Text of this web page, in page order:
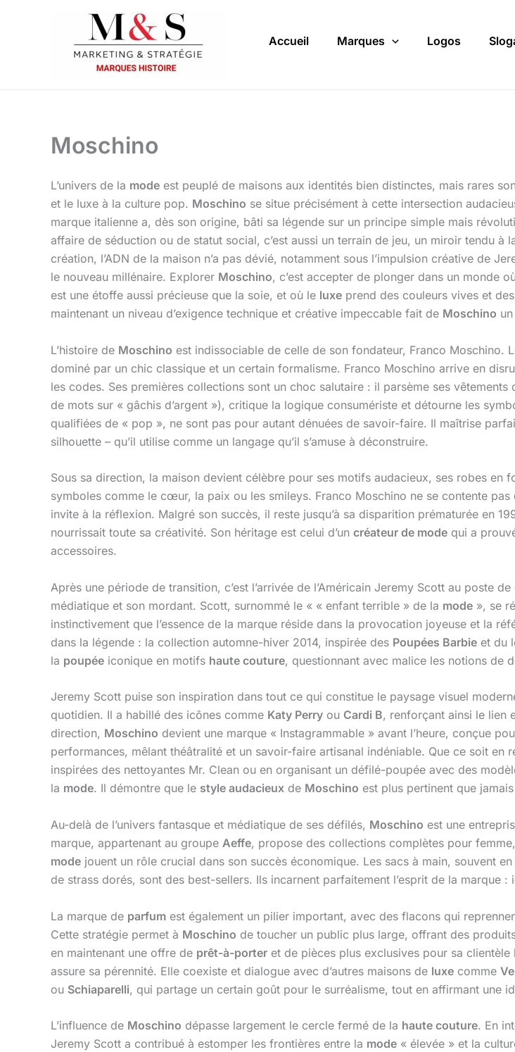
Accueil Marques Logos
Moschino
L’univers de la mode est peuplé de maisons aux identités bien distinctes, mais rares
et le luxe à la culture pop. Moschino se situe précisément à cette intersection
marque italienne a, dès son origine, bâti sa légende sur un principe simple mais
affaire de séduction ou de statut social, c’est aussi un terrain de jeu, un miroir tendu
création, l’ADN de la maison n’a pas dévié, notamment sous l’impulsion créative de
le nouveau millénaire. Explorer Moschino, c’est accepter de plonger dans un monde
est une étoffe aussi précieuse que la soie, et où le luxe prend des couleurs vives et
maintenant un niveau d’exigence technique et créative impeccable fait de Moschino
L’histoire de Moschino est indissociable de celle de son fondateur, Franco Moschino.
dominé par un chic classique et un certain formalisme. Franco Moschino arrive en
les codes. Ses premières collections sont un choc salutaire : il parsème ses vêtements
de mots sur « gâchis d’argent »), critique la logique consumériste et détourne les
qualifiées de « pop », ne sont pas pour autant dénuées de savoir-faire. Il maîtrise
silhouette – qu’il utilise comme un langage qu’il s’amuse à déconstruire.
Sous sa direction, la maison devient célèbre pour ses motifs audacieux, ses robes
symboles comme le cœur, la paix ou les smileys. Franco Moschino ne se contente
invite à la réflexion. Malgré son succès, il reste jusqu’à sa disparition prématurée en
nourrissait toute sa créativité. Son héritage est celui d’un créateur de mode qui a
accessoires.
Après une période de transition, c’est l’arrivée de l’Américain Jeremy Scott au poste
médiatique et son mordant. Scott, surnommé le « « enfant terrible » de la mode », se
instinctivement que l’essence de la marque réside dans la provocation joyeuse et la
dans la légende : la collection automne-hiver 2014, inspirée des Poupées Barbie et du
la poupée iconique en motifs haute couture, questionnant avec malice les notions de
Jeremy Scott puise son inspiration dans tout ce qui constitue le paysage visuel
quotidien. Il a habillé des icônes comme Katy Perry ou Cardi B, renforçant ainsi le lien
direction, Moschino devient une marque « Instagrammable » avant l’heure, conçue
performances, mêlant théâtralité et un savoir-faire artisanal indéniable. Que ce soit en
inspirées des nettoyantes Mr. Clean ou en organisant un défilé-poupée avec des
la mode. Il démontre que le style audacieux de Moschino est plus pertinent que
Au-delà de l’univers fantasque et médiatique de ses défilés, Moschino est une
marque, appartenant au groupe Aeffe, propose des collections complètes pour
mode jouent un rôle crucial dans son succès économique. Les sacs à main, souvent
de strass dorés, sont des best-sellers. Ils incarnent parfaitement l’esprit de la marque
La marque de parfum est également un pilier important, avec des flacons qui
Cette stratégie permet à Moschino de toucher un public plus large, offrant des
en maintenant une offre de prêt-à-porter et de pièces plus exclusives pour sa
assure sa pérennité. Elle coexiste et dialogue avec d’autres maisons de luxe comme
ou Schiaparelli, qui partage un certain goût pour le surréalisme, tout en affirmant une
L’influence de Moschino dépasse largement le cercle fermé de la haute couture. En
Jeremy Scott a contribué à estomper les frontières entre la mode « élevée » et la